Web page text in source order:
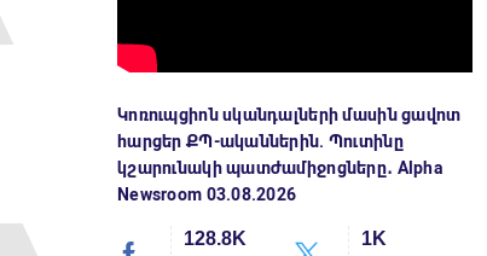
Կոռուպցիոն սկանդալների մասին ցավոտ
հարցեր ՔՊ-ականներին. Պուտինը
կշարունակի պատժամիջոցները․ Alpha
Newsroom 03.08.2026
128.8K 1K